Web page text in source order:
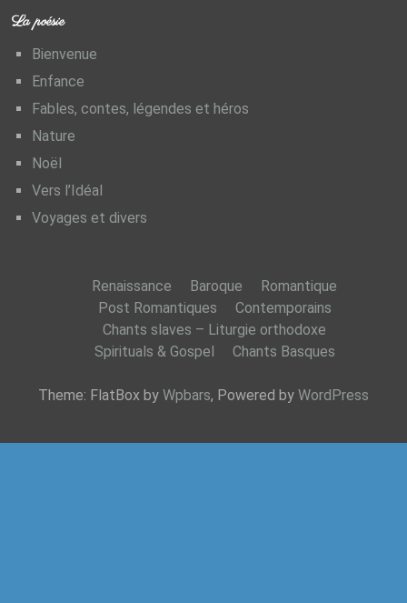
La poésie
Bienvenue
Enfance
Fables, contes, légendes et héros
Nature
Noël
Vers l’Idéal
Voyages et divers
Renaissance Baroque
Romantique
Post Romantiques
Contemporains
Chants slaves – Liturgie orthodoxe
Spirituals & Gospel
Chants Basques
Theme: FlatBox by Wpbars, Powered by WordPress